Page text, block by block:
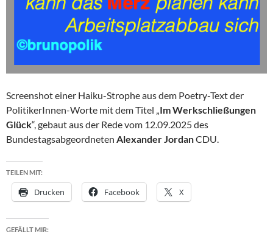
Screenshot einer Haiku-Strophe aus dem Poetry-Text der
PolitikerInnen-Worte mit dem Titel „ Im Werkschließungen
Glück“, gebaut aus der Rede vom 12.09.2025 des
Bundestagsabgeordneten Alexander JordanCDU.
TEILEN MIT:
Drucken Facebook X
GEFÄLLT MIR: